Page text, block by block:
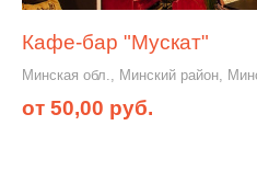
Кафе-бар "Мускат"
Минская обл., Минский район,
от 50,00 руб.